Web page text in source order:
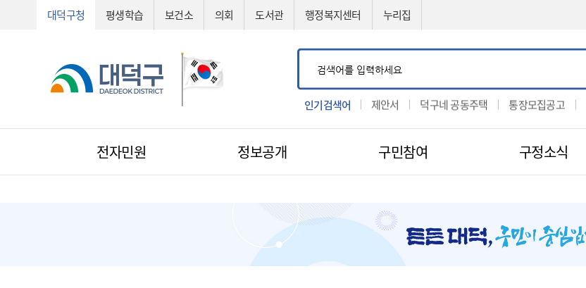
대덕구청 평생학습 보건소 의회 도서관 행정복지센터 누리집
인기검색어
예산서 입찰 제안서 덕구네 공동주택 통장모집공고
전자민원
민원신청
1:1 민원신청
정보공개 구민참여 구정소식